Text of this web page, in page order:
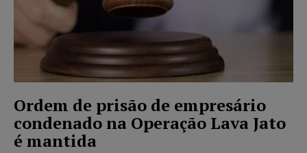
Ordem de prisão de empresário
condenado na Operação Lava Jato
é mantida